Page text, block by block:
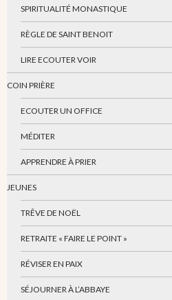
SPIRITUALITÉ MONASTIQUE
RÈGLE DE SAINT BENOIT
LIRE ECOUTER VOIR
COIN PRIÈRE
ECOUTER UN OFFICE
MÉDITER
APPRENDRE À PRIER
JEUNES
TRÊVE DE NOËL
RETRAITE « FAIRE LE POINT »
RÉVISER EN PAIX
SÉJOURNER À L’ABBAYE